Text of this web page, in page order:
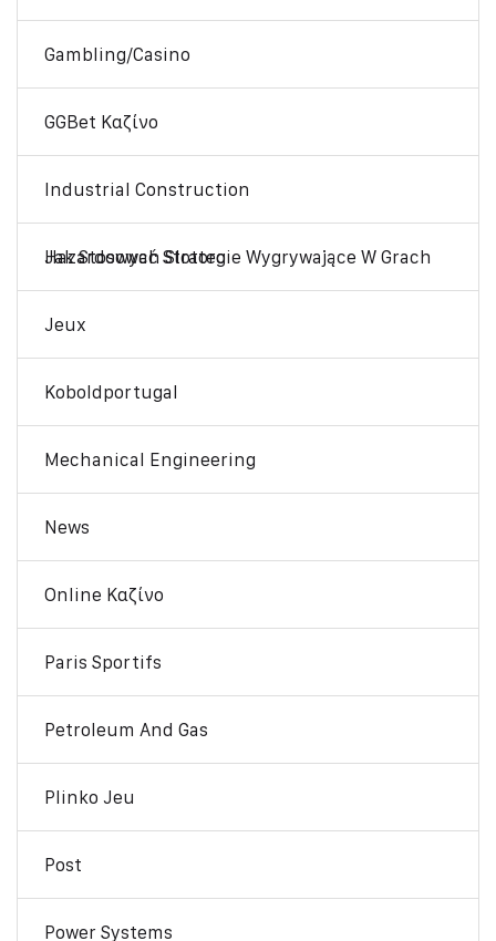
Gambling/Casino
GGBet Καζίνο
Industrial Construction
Jak Stosować Strategie Wygrywające W Grach Hazardowych Slotoro
Jeux
Koboldportugal
Mechanical Engineering
News
Online Καζίνο
Paris Sportifs
Petroleum And Gas
Plinko Jeu
Post
Power Systems